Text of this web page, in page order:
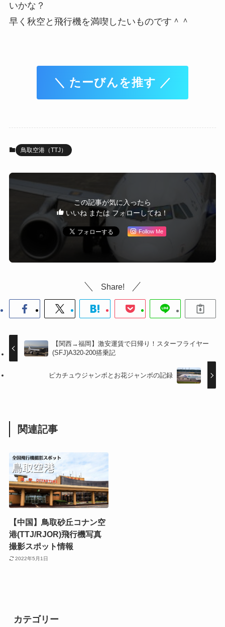
いかな？
早く秋空と飛行機を満喫したいものです＾＾
＼ たーびんを推す ／
鳥取空港（TTJ）
この記事が気に入ったら
いいね または フォローしてね！
Follow Me
Share!
【関西→福岡】激安運賃で日帰り！スターフライヤー
(SFJ)A320-200搭乗記
ピカチュウジャンボとお花ジャンボの記録
関連記事
【中国】鳥取砂丘コナン空
港(TTJ/RJOR)飛行機写真
撮影スポット情報
2022年5月1日
カテゴリー